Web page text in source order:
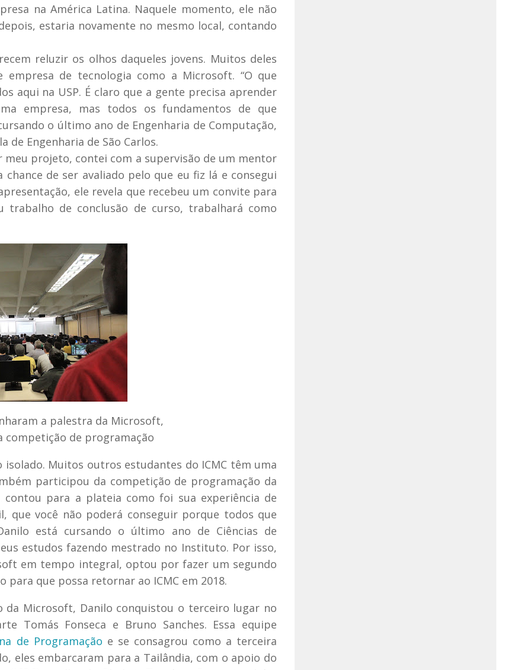
na América Latina. Naquele momento, ele não
estaria novamente no mesmo local, contando
reluzir os olhos daqueles jovens. Muitos deles
de tecnologia como a Microsoft. “O que
aqui na USP. É claro que a gente precisa aprender
empresa, mas todos os fundamentos de que
o último ano de Engenharia de Computação,
de Engenharia de São Carlos.
meu projeto, contei com a supervisão de um mentor
de ser avaliado pelo que eu fiz lá e consegui
ele revela que recebeu um convite para
de conclusão de curso, trabalhará como
a palestra da Microsoft,
competição de programação
Muitos outros estudantes do ICMC têm uma
participou da competição de programação da
para a plateia como foi sua experiência de
que você não poderá conseguir porque todos que
está cursando o último ano de Ciências de
estudos fazendo mestrado no Instituto. Por isso,
em tempo integral, optou por fazer um segundo
que possa retornar ao ICMC em 2018.
da Microsoft, Danilo conquistou o terceiro lugar no
Tomás Fonseca e Bruno Sanches. Essa equipe
de Programação e se consagrou como a terceira
eles embarcaram para a Tailândia, com o apoio do